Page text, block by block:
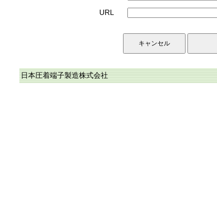
URL
日本圧着端子製造株式会社